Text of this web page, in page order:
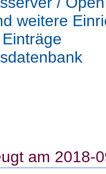
weitere
am 2018-